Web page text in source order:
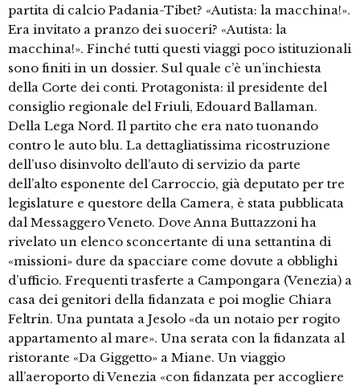
partita di calcio Padania-Tibet? «Autista: la macchina!».
Era invitato a pranzo dei suoceri? «Autista: la
macchina!». Finché tutti questi viaggi poco istituzionali
sono finiti in un dossier. Sul quale c’è un’inchiesta
della Corte dei conti. Protagonista: il presidente del
consiglio regionale del Friuli, Edouard Ballaman.
Della Lega Nord. Il partito che era nato tuonando
contro le auto blu. La dettagliatissima ricostruzione
dell’uso disinvolto dell’auto di servizio da parte
dell’alto esponente del Carroccio, già deputato per tre
legislature e questore della Camera, è stata pubblicata
dal Messaggero Veneto. Dove Anna Buttazzoni ha
rivelato un elenco sconcertante di una settantina di
«missioni» dure da spacciare come dovute a obblighi
d’ufficio. Frequenti trasferte a Campongara (Venezia) a
casa dei genitori della fidanzata e poi moglie Chiara
Feltrin. Una puntata a Jesolo «da un notaio per rogito
appartamento al mare». Una serata con la fidanzata al
ristorante «Da Giggetto» a Miane. Un viaggio
all’aeroporto di Venezia «con fidanzata per accogliere